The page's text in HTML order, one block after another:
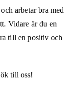
arbetar bra med
Vidare är du en
till en positiv och
till oss!